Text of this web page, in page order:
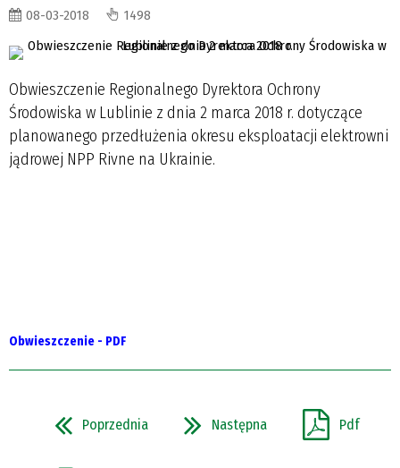
08-03-2018 1498
Obwieszczenie Regionalnego Dyrektora Ochrony
Środowiska w Lublinie z dnia 2 marca 2018 r. dotyczące
planowanego przedłużenia okresu eksploatacji elektrowni
jądrowej NPP Rivne na Ukrainie.
Obwieszczenie - PDF
Poprzednia Następna Pdf